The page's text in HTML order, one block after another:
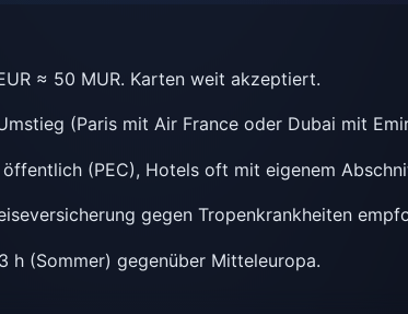
≈ 50 MUR. Karten weit akzeptiert.
(Paris mit Air France oder Dubai mit
(PEC), Hotels oft mit eigenem
gegen Tropenkrankheiten
h (Sommer) gegenüber Mitteleuropa.